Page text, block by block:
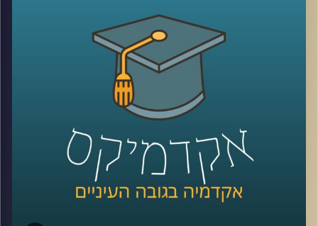
אנושות. התרמילאות המשיכה כאידיאולוגיה
ואורח חיים, ומאז מאפייניה הטשטשו, ועם
השנים היא מתקרבת באופיה לתיירות
המדושנת, אותה תיירות שהתרמילאות סלדה
ממנה והתריסה כנגדה. דוקטור גלעד גילי חסקין
נוחת באולפן ההרצלייני, בדרכו ממדינה אקזוטית
אחת לאחרת, ומספר על מאפייני התיירים
לעומת התרמילאים, בתיבול חוויותיו האישיות
מארבעים שנים של הדרכת טיולים ברחבי